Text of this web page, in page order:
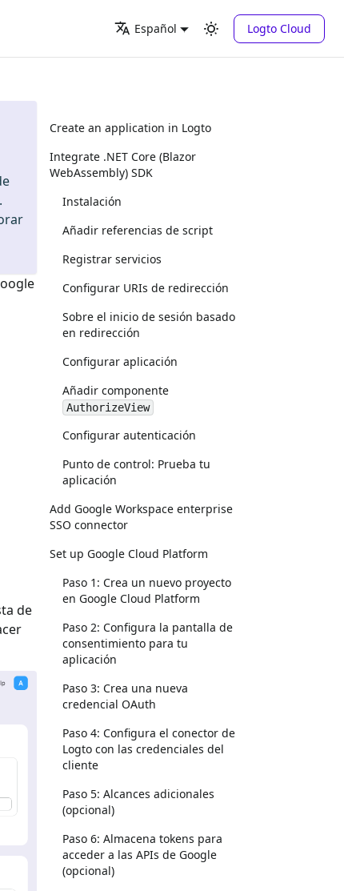
Español Logto Cloud
.
de
Create an application in Logto
Integrate .NET Core (Blazor
WebAssembly) SDK
Instalación
Añadir referencias de script
Registrar servicios
Configurar URIs de redirección
Sobre el inicio de sesión basado
en redirección
Configurar aplicación
Añadir componente
AuthorizeView
Configurar autenticación
Punto de control: Prueba tu
aplicación
Add Google Workspace enterprise
SSO connector
Set up Google Cloud Platform
Paso 1: Crea un nuevo proyecto
en Google Cloud Platform
Paso 2: Configura la pantalla de
consentimiento para tu
aplicación
Paso 3: Crea una nueva
credencial OAuth
Paso 4: Configura el conector de
Logto con las credenciales del
cliente
Paso 5: Alcances adicionales
(opcional)
Paso 6: Almacena tokens para
acceder a las APIs de Google
(opcional)